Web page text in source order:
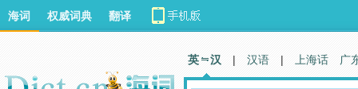
海词 权威词典 翻译
英 汉 | 汉语 | 上海话 广